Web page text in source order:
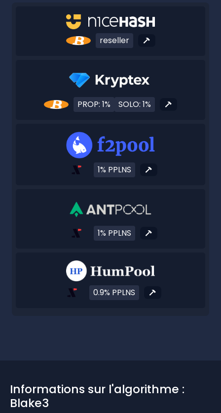
reseller
PROP: 1% SOLO: 1%
1% PPLNS
1% PPLNS
0.9% PPLNS
Informations sur l'algorithme :
Blake3